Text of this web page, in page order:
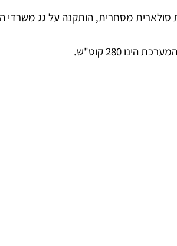
סולארית מסחרית, הותקנה על גג
הינו 280 קוט"ש.